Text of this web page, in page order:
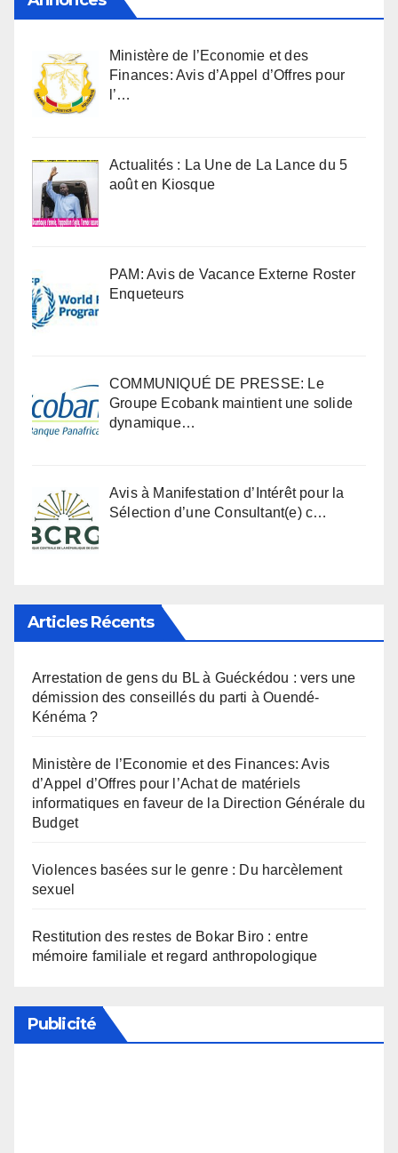
Ministère de l’Economie et des
Finances: Avis d’Appel d’Offres pour
l’…
Actualités : La Une de La Lance du 5
août en Kiosque
PAM: Avis de Vacance Externe Roster
Enqueteurs
COMMUNIQUÉ DE PRESSE: Le
Groupe Ecobank maintient une solide
dynamique…
Avis à Manifestation d’Intérêt pour la
Sélection d’une Consultant(e) c…
Articles Récents
Arrestation de gens du BL à Guéckédou : vers une
démission des conseillés du parti à Ouendé-
Kénéma ?
Ministère de l’Economie et des Finances: Avis
d’Appel d’Offres pour l’Achat de matériels
informatiques en faveur de la Direction Générale du
Budget
Violences basées sur le genre : Du harcèlement
sexuel
Restitution des restes de Bokar Biro : entre
mémoire familiale et regard anthropologique
Publicité